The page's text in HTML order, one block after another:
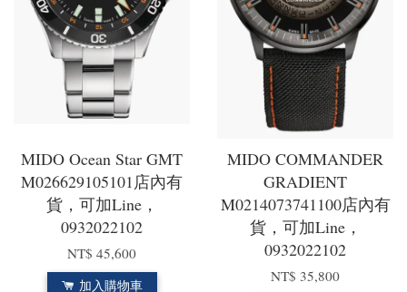
MIDO Ocean Star GMT
M026629105101店內有
貨，可加Line，
0932022102
NT$ 45,600
加入購物車
MIDO COMMANDER
GRADIENT
M0214073741100店內有
貨，可加Line，
0932022102
NT$ 35,800